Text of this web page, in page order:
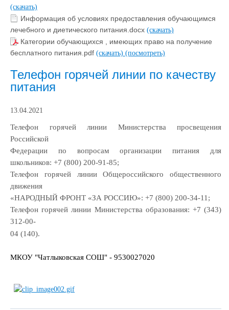
(скачать)
Информация об условиях предоставления обучающимся
лечебного и диетического питания.docx (скачать)
Категории обучающихся , имеющих право на получение
бесплатного питания.pdf (скачать) (посмотреть)
Телефон горячей линии по качеству
питания
13.04.2021
Телефон горячей линии Министерства просвещения
Российской
Федерации по вопросам организации питания для
школьников: +7 (800) 200-91-85;
Телефон горячей линии Общероссийского общественного
движения
«НАРОДНЫЙ ФРОНТ «ЗА РОССИЮ»: +7 (800) 200-34-11;
Телефон горячей линии Министерства образования: +7 (343)
312-00-
04 (140).
МКОУ "Чатлыковская СОШ" - 9530027020